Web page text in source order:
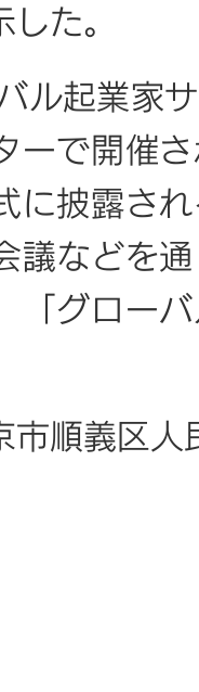
た。
ル起業家
ーで開催
に披露さ
議などを
「グロー
市順義区